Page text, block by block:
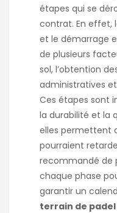
étapes qui se
contrat. En effet,
et le démarrage
de plusieurs
sol, l’obtention
administratives
Ces étapes sont
la durabilité et la
elles permettent
pourraient
recommandé de
chaque phase
garantir un
terrain de padel